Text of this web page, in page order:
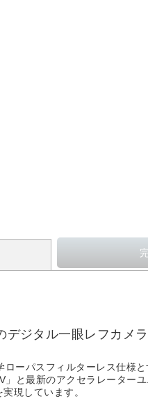
ジタル一眼レフカメラ
ーパスフィルターレス仕様
と最新のアクセラレーター
現しています。